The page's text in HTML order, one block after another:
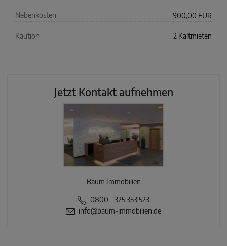
Nebenkosten 900,00 EUR
Kaution 2 Kaltmieten
Jetzt Kontakt aufnehmen
Baum Immobilien
0800 - 325 353 523
info@baum-immobilien.de